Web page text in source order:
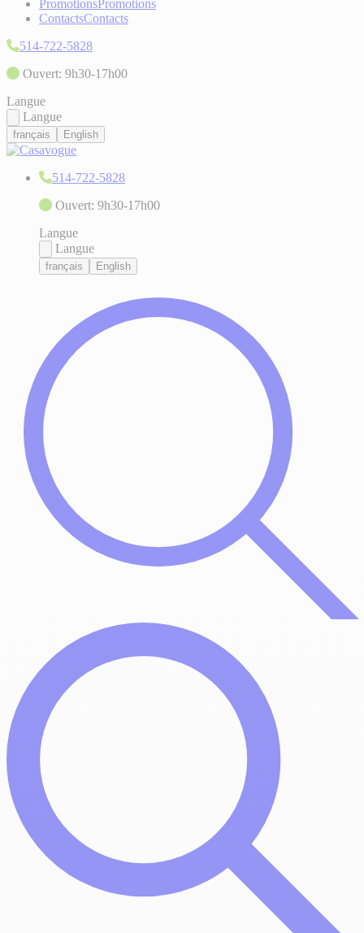
PromotionsPromotions
ContactsContacts
514-722-5828
Ouvert: 9h30-17h00
Langue
Langue
français English
514-722-5828
Ouvert: 9h30-17h00
Langue
Langue
français English